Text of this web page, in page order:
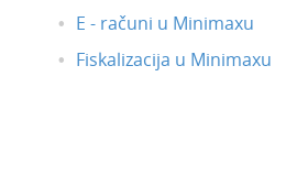
E - računi u Minimaxu
Fiskalizacija u Minimaxu